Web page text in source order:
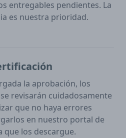
entregables pendientes. La
es nuestra prioridad.
la aprobación, los
revisarán cuidadosamente
que no haya errores
en nuestro portal de
que los descargue.